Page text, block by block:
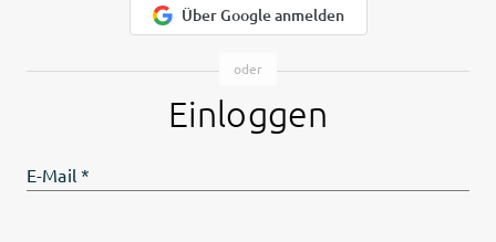
Über Google anmelden
Einloggen
E-Mail*